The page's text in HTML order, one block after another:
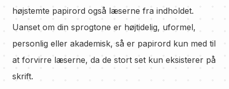
højstemte papirord også læserne fra indholdet.
Uanset om din sprogtone er højtidelig, uformel,
personlig eller akademisk, så er papirord kun med til
at forvirre læserne, da de stort set kun eksisterer på
skrift.